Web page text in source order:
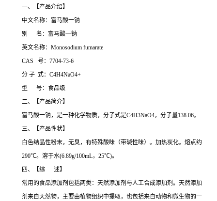
一、【产品介绍】
中文名称：富马酸一钠
别 名：富马酸一钠
英文名称：Monosodium fumarate
CAS 号：7704-73-6
分 子 式：C4H4NaO4+
型 号：食品级
二、【产品简介】
富马酸一钠，是一种化学物质，分子式是C4H3NaO4，分子量138.06。
三、【产品性状】
白色结晶性粉末，无臭，有特殊酸味（带碱性味）。加热炭化。熔点约
290℃。溶于水(6.89g/100mL，25℃)。
四、【综 述】
常用的食品添加剂包括两类：天然添加剂与人工合成添加剂。天然添加
剂来自天然物，主要由植物组织中提取，也包括来自动物和微生物的一